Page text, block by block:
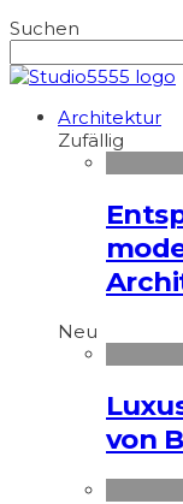
Suchen
Architektur
Zufällig
Neu
von